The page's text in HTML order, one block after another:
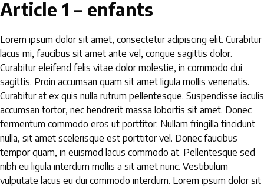
Article 1 – enfants
Lorem ipsum dolor sit amet, consectetur adipiscing elit. Curabitur
lacus mi, faucibus sit amet ante vel, congue sagittis dolor.
Curabitur eleifend felis vitae dolor molestie, in commodo dui
sagittis. Proin accumsan quam sit amet ligula mollis venenatis.
Curabitur at ex quis nulla rutrum pellentesque. Suspendisse iaculis
accumsan tortor, nec hendrerit massa lobortis sit amet. Donec
fermentum commodo eros ut porttitor. Nullam fringilla tincidunt
nulla, sit amet scelerisque est porttitor vel. Donec faucibus
tempor quam, in euismod lacus commodo at. Pellentesque sed
nibh eu ligula interdum mollis a sit amet nunc. Vestibulum
vulputate lacus eu dui commodo interdum. Lorem ipsum dolor sit